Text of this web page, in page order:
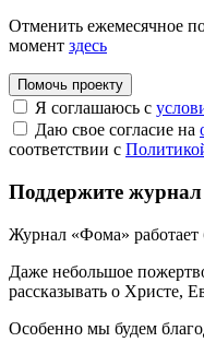
Отменить ежемесячное
момент здесь
Помочь проекту
Я соглашаюсь с
Даю свое согласие на
соответствии с
Поддержите
Журнал «Фома» работает
Даже небольшое
рассказывать о Христе,
Особенно мы будем